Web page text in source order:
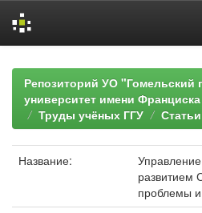
navigationРепозиторий УО "Гомельский
университет имени
Труды учёных ГГУ
Статьи
Название:
развитием
проблемы и